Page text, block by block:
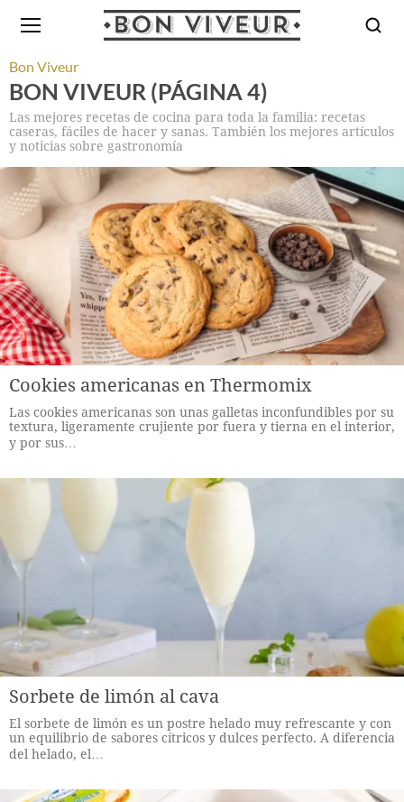
Bon Viveur
BON VIVEUR (PÁGINA 4)
Las mejores recetas de cocina para toda la familia: recetas
caseras, fáciles de hacer y sanas. También los mejores artículos
y noticias sobre gastronomía
Cookies americanas en Thermomix
Las cookies americanas son unas galletas inconfundibles por su
textura, ligeramente crujiente por fuera y tierna en el interior,
y por sus…
Sorbete de limón al cava
El sorbete de limón es un postre helado muy refrescante y con
un equilibrio de sabores cítricos y dulces perfecto. A diferencia
del helado, el…